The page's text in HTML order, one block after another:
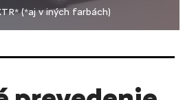
(*aj v iných farbách)